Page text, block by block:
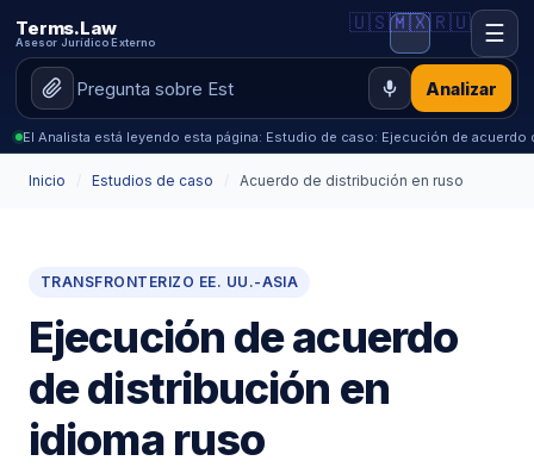
Terms.Law
Asesor Jurídico Externo
Analizar
🇺🇸🇲🇽🇷🇺 ☰
El Analista está leyendo esta página: Estudio de caso: Ejecución de
Inicio Estudios de caso Acuerdo de distribución en ruso
TRANSFRONTERIZO EE. UU.-ASIA
Ejecución de acuerdo
de distribución en
idioma ruso